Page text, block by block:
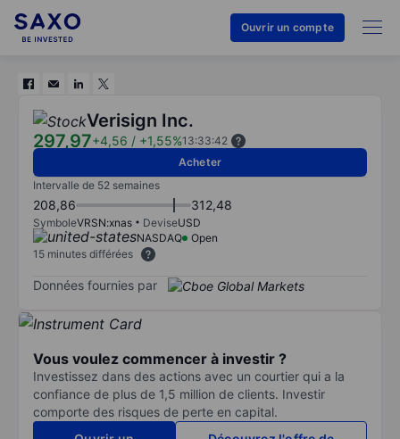
Ouvrir un compte
Verisign Inc.
297,97+4,56 / +1,55%13:33:42
Acheter
Intervalle de 52 semaines
208,86 312,48
SymboleVRSN:xnas DeviseUSD
NASDAQ
Open
15 minutes différées
Données fournies par
Vous voulez commencer à investir ?
Investissez dans des actions avec un courtier qui a la
confiance de plus de 1,5 million de clients. Investir
comporte des risques de perte en capital.